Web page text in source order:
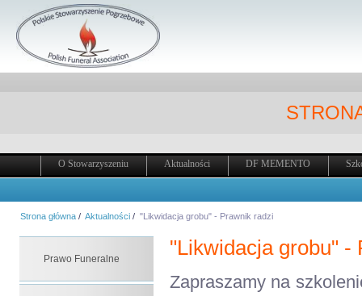
O Stowarzyszeniu Aktualności DF MEMENTO
Strona główna / Aktualności / "Likwidacja grobu" - Prawnik radzi
Prawo Funeralne "Likwidacja grobu" -
Zapraszamy na